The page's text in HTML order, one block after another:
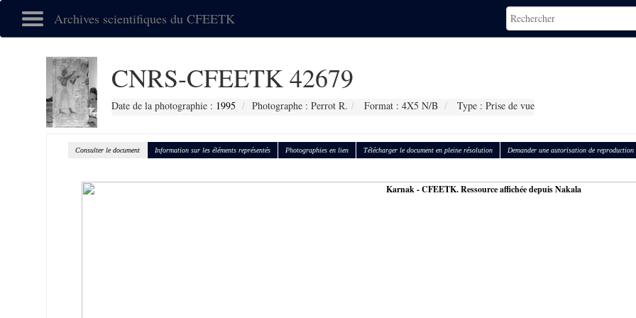
Archives scientifiques du CFEETK
CNRS-CFEETK 42679
Date de la photographie : 1995 Photographe : Perrot R. Format : 4X5 N/B Type : Prise de vue
Consulter le document Information sur les éléments représentés Photographies en lien Télécharger le document en pleine résolution Demander une autorisation de reproduction